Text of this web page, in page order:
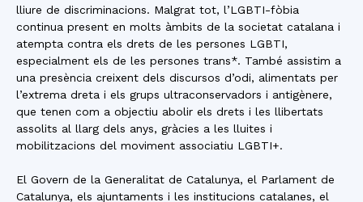
lliure de discriminacions. Malgrat tot, l’LGBTI-fòbia
continua present en molts àmbits de la societat catalana i
atempta contra els drets de les persones LGBTI,
especialment els de les persones trans*. També assistim a
una presència creixent dels discursos d’odi, alimentats per
l’extrema dreta i els grups ultraconservadors i antigènere,
que tenen com a objectiu abolir els drets i les llibertats
assolits al llarg dels anys, gràcies a les lluites i
mobilitzacions del moviment associatiu LGBTI+.
El Govern de la Generalitat de Catalunya, el Parlament de
Catalunya, els ajuntaments i les institucions catalanes, el